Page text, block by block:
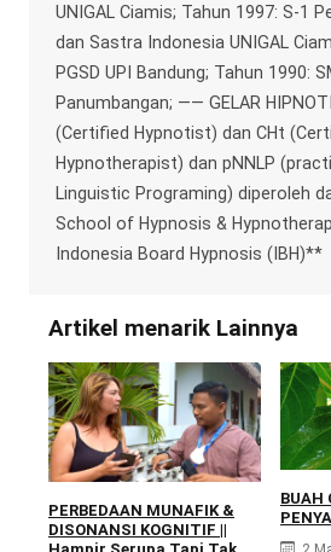
UNIGAL Ciamis; Tahun 1997: S-1
dan Sastra Indonesia UNIGAL
PGSD UPI Bandung; Tahun 1990:
Panumbangan; —— GELAR
(Certified Hypnotist) dan CHt
Hypnotherapist) dan pNNLP
Linguistic Programing) diperoleh
School of Hypnosis &
Indonesia Board Hypnosis (IBH)**
Artikel menarik Lainnya
PERBEDAAN MUNAFIK &
DISONANSI KOGNITIF ||
BUAH